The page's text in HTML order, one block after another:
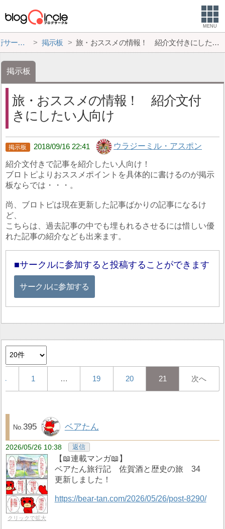
MENU
クル 掲示板 旅・おススメの情報！ 紹介文付きにしたい人向け
掲示板
旅・おススメの情報！ 紹介文付
きにしたい人向け
2018/09/16 22:41 ウラジーミル・アスポン
紹介文付きで記事を紹介したい人向け！
ブロトピよりおススメポイントを具体的に書けるのが掲示
板ならでは・・・。
尚、ブロトピは現在更新した記事ばかりの記事になるけ
ど、
こちらは、過去記事の中でも埋もれるさせるには惜しい優
れた記事の紹介なども出来ます。
サークルに参加すると投稿することができます
サークルに参加する
1 … 19 20 21 次へ
395 ベアたん
2026/05/26 10:38 返信
クリックで拡大
【📖連載マンガ📖】
ベアたん旅行記 佐賀酒と歴史の旅 34
更新しました！
https://bear-tan.com/2026/05/26/post-8290/